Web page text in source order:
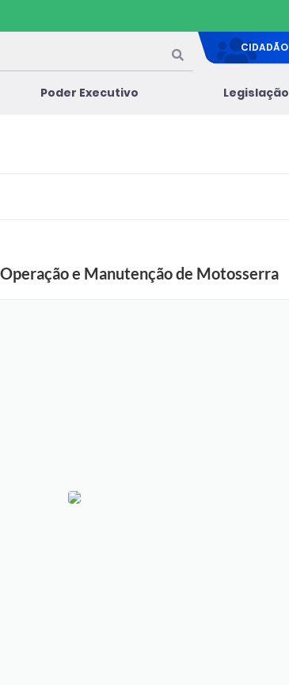
CIDADÃO
Poder Executivo Legislação
e Manutenção de Motosserra